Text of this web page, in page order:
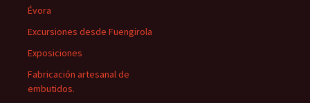
Évora
Excursiones desde Fuengirola
Exposiciones
Fabricación artesanal de
embutidos.